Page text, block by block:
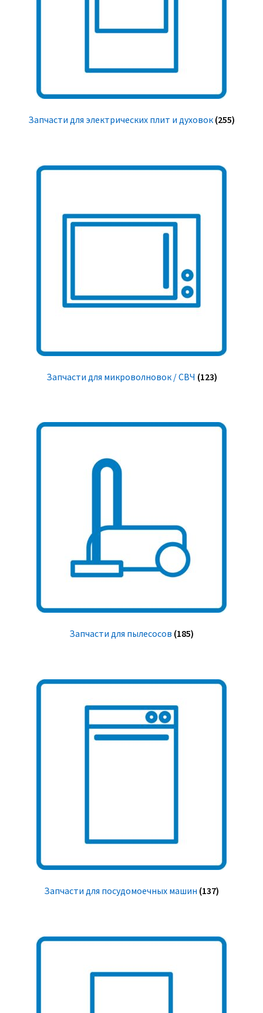
Запчасти для электрических плит и духовок (255)
Запчасти для микроволновок / СВЧ (123)
Запчасти для пылесосов (185)
Запчасти для посудомоечных машин (137)